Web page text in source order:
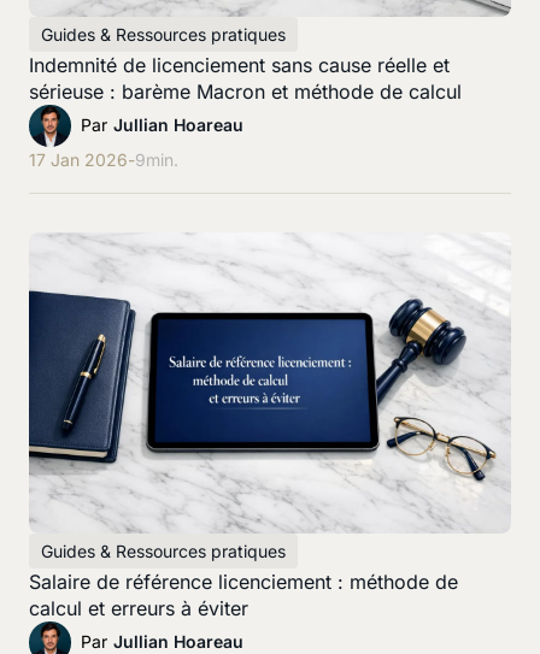
Guides & Ressources pratiques
Indemnité de licenciement sans cause réelle et
sérieuse : barème Macron et méthode de calcul
Par Jullian Hoareau
17 Jan 2026-9min.
Guides & Ressources pratiques
Salaire de référence licenciement : méthode de
calcul et erreurs à éviter
Par Jullian Hoareau